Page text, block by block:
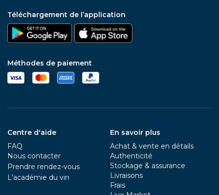
Téléchargement de l’application
Méthodes de paiement
Centre d'aide
FAQ
Nous contacter
Prendre rendez-vous
L'académie du vin
En savoir plus
Achat & vente en détails
Authenticité
Stockage & assurance
Livraisons
Frais